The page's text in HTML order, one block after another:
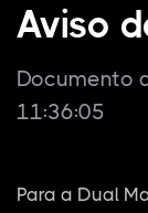
Aviso
Documento
11:36:05
Para a Dual